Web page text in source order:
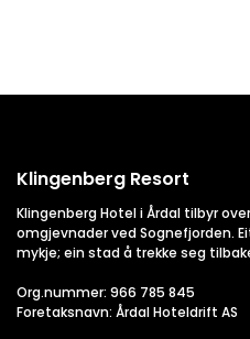
Klingenberg Resort
Klingenberg Hotel i Årdal tilbyr
omgjevnader ved Sognefjorden.
mykje; ein stad å trekke seg
Org.nummer: 966 785 845
Foretaksnavn: Årdal Hoteldrift AS